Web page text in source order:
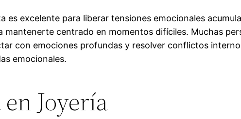
es excelente para liberar tensiones emocionales
mantenerte centrado en momentos difíciles. Muchas
con emociones profundas y resolver conflictos
emocionales.
Joyería